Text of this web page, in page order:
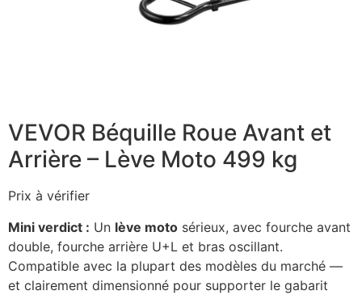
VEVOR Béquille Roue Avant et
Arrière – Lève Moto 499 kg
Prix à vérifier
Mini verdict : Un lève moto sérieux, avec fourche avant
double, fourche arrière U+L et bras oscillant.
Compatible avec la plupart des modèles du marché —
et clairement dimensionné pour supporter le gabarit